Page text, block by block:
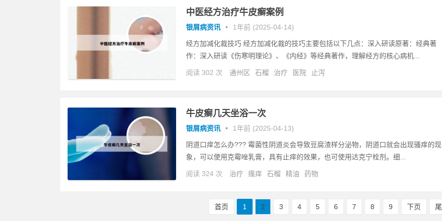
中医经方治疗牛皮癣案例
银屑病资讯 • 1年前 (2025-04-14)
经方加减化裁技巧 经方加减化裁的技巧主要包括以下几点：深入研读原著：经典著
作：深入研读《伤寒明理论》、《内经》等经典著作，理解经方的核心病机...
阅读 302 次 通州区 石榴 治疗 医院 止泻
牛皮癣几天坐浴一次
银屑病资讯 • 1年前 (2025-04-13)
阴道口痒怎么办??? 霉菌性阴道炎会导致豆腐渣样分泌物，阴道口就会出现骚痒的现
象，可以使用克霉唑乳膏，具有止痒的效果，也可使用达克宁栓剂。细...
阅读 324 次 治疗 瘙痒 石榴 精油 药物
首页 1 2 3 4 5 6 7 8 9 下页